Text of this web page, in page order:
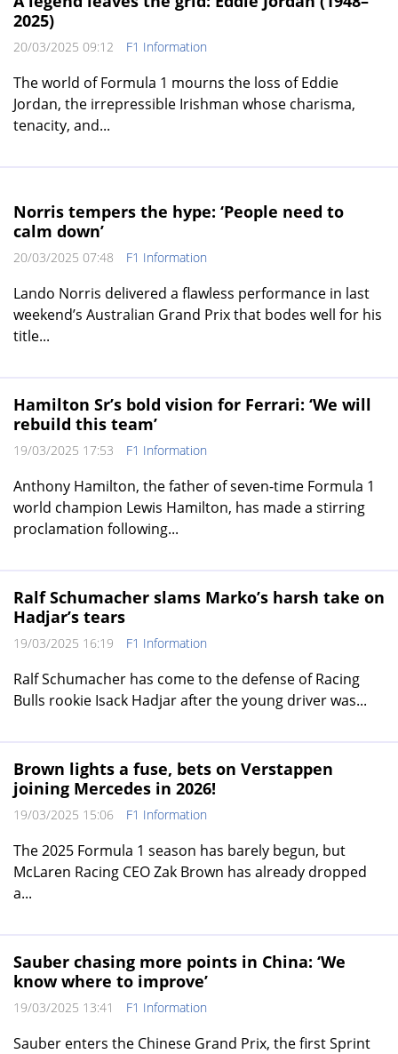
2025)
20/03/2025 09:12 F1 Information
The world of Formula 1 mourns the loss of Eddie
Jordan, the irrepressible Irishman whose charisma,
tenacity, and...
Norris tempers the hype: ‘People need to
calm down’
20/03/2025 07:48 F1 Information
Lando Norris delivered a flawless performance in last
weekend’s Australian Grand Prix that bodes well for his
title...
Hamilton Sr’s bold vision for Ferrari: ‘We will
rebuild this team’
19/03/2025 17:53 F1 Information
Anthony Hamilton, the father of seven-time Formula 1
world champion Lewis Hamilton, has made a stirring
proclamation following...
Ralf Schumacher slams Marko’s harsh take on
Hadjar’s tears
19/03/2025 16:19 F1 Information
Ralf Schumacher has come to the defense of Racing
Bulls rookie Isack Hadjar after the young driver was...
Brown lights a fuse, bets on Verstappen
joining Mercedes in 2026!
19/03/2025 15:06 F1 Information
The 2025 Formula 1 season has barely begun, but
McLaren Racing CEO Zak Brown has already dropped
a...
Sauber chasing more points in China: ‘We
know where to improve’
19/03/2025 13:41 F1 Information
Sauber enters the Chinese Grand Prix, the first Sprint